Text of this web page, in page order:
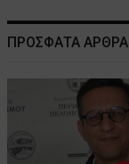
ΠΡΟΣΦΑΤΑ ΑΡΘΡΑ